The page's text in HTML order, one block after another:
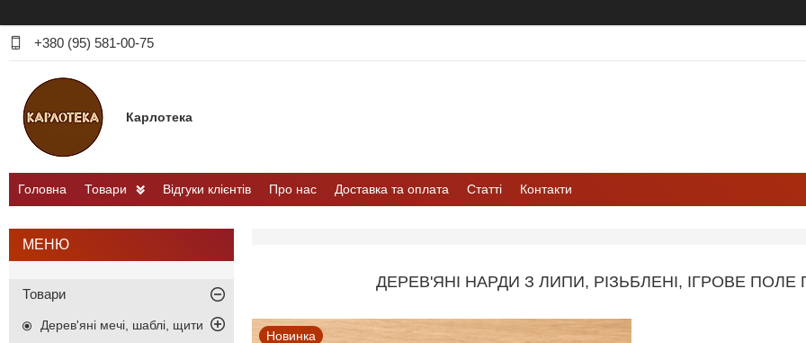
+380 (95) 581-00-75
Карлотека
Головна Товари Відгуки клієнтів Про нас Доставка та оплата Статті Контакти
ДЕРЕВ'ЯНІ НАРДИ З ЛИПИ, РІЗЬБЛЕНІ, ІГРОВЕ ПОЛЕ
Новинка
Товари
Дерев'яні мечі, шаблі, щити